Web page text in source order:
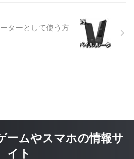
ターとして使う方
ームやスマホの情報サ
イト